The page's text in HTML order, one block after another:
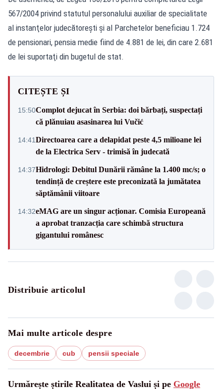
567/2004 privind statutul personalului auxiliar de specialitate
al instanţelor judecătoreşti şi al Parchetelor beneficiau 1.724
de pensionari, pensia medie fiind de 4.881 de lei, din care 2.681
de lei suportaţi din bugetul de stat.
CITEȘTE ȘI
15:50Complot dejucat în Serbia: doi bărbați, suspectați
că plănuiau asasinarea lui Vučić
14:41Directoarea care a delapidat peste 4,5 milioane lei
de la Electrica Serv - trimisă în judecată
14:37Hidrologi: Debitul Dunării rămâne la 1.400 mc/s; o
tendință de creștere este preconizată la jumătatea
săptămânii viitoare
14:32eMAG are un singur acționar. Comisia Europeană
a aprobat tranzacția care schimbă structura
gigantului românesc
Distribuie articolul
Mai multe articole despre
decembrie cub pensii speciale
Urmărește știrile Realitatea de Vaslui și pe Google